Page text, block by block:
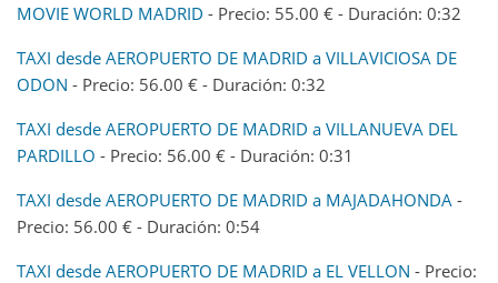
MOVIE WORLD MADRID - Precio: 55.00 € - Duración: 0:32
TAXI desde AEROPUERTO DE MADRID a VILLAVICIOSA DE
ODON - Precio: 56.00 € - Duración: 0:32
TAXI desde AEROPUERTO DE MADRID a VILLANUEVA DEL
PARDILLO - Precio: 56.00 € - Duración: 0:31
TAXI desde AEROPUERTO DE MADRID a MAJADAHONDA -
Precio: 56.00 € - Duración: 0:54
TAXI desde AEROPUERTO DE MADRID a EL VELLON - Precio: